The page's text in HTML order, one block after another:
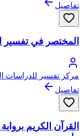
تفاصيل
المختصر في تفسير
مركز تفسير للدراسات
تفاصيل
القرآن الكريم